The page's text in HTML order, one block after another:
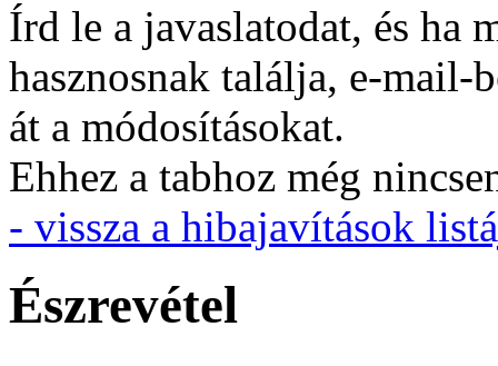
Írd le a javaslatodat, és ha
hasznosnak találja, e-mail-
át a módosításokat.
Ehhez a tabhoz még
- vissza a hibajavítások
Észrevétel